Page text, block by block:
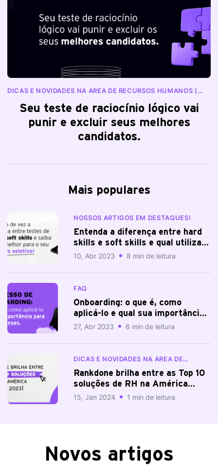
DICAS E NOVIDADES NA ÁREA DE RECURSOS HUMANOS |
Seu teste de raciocínio lógico vai
punir e excluir seus melhores
candidatos.
Mais populares
NOSSOS ARTIGOS EM DESTAQUES!
Entenda a diferença entre hard
skills e soft skills e qual utilizar
no seu processo seletivo
10, Abr 2023 8 min de leitura
FAQ
Onboarding: o que é, como
aplicá-lo e qual sua importância
para uma empresa
27, Abr 2023 6 min de leitura
DICAS E NOVIDADES NA ÁREA DE
RECURSOS HUMANOS | BLOG
RANKDONE
Rankdone brilha entre as Top 10
soluções de RH na América
Latina em 2023.
15, Jan 2024 1 min de leitura
Novos artigos